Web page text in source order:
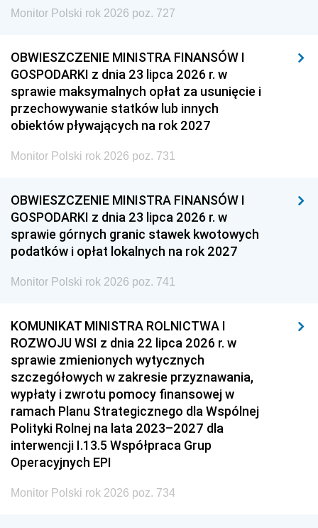
Monitor Polski rok 2026 poz. 727
OBWIESZCZENIE MINISTRA FINANSÓW I
GOSPODARKI z dnia 23 lipca 2026 r. w
sprawie maksymalnych opłat za usunięcie i
przechowywanie statków lub innych
obiektów pływających na rok 2027
Monitor Polski rok 2026 poz. 731
OBWIESZCZENIE MINISTRA FINANSÓW I
GOSPODARKI z dnia 23 lipca 2026 r. w
sprawie górnych granic stawek kwotowych
podatków i opłat lokalnych na rok 2027
Monitor Polski rok 2026 poz. 741
KOMUNIKAT MINISTRA ROLNICTWA I
ROZWOJU WSI z dnia 22 lipca 2026 r. w
sprawie zmienionych wytycznych
szczegółowych w zakresie przyznawania,
wypłaty i zwrotu pomocy finansowej w
ramach Planu Strategicznego dla Wspólnej
Polityki Rolnej na lata 2023–2027 dla
interwencji I.13.5 Współpraca Grup
Operacyjnych EPI
Monitor Polski rok 2026 poz. 734